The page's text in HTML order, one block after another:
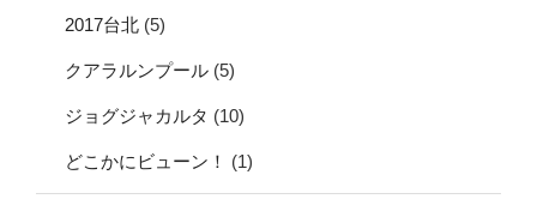
2017台北 (5)
クアラルンプール (5)
ジョグジャカルタ (10)
どこかにビューン！ (1)